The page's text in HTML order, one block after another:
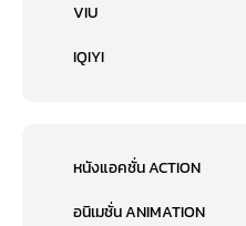
VIU
IQIYI
หนังแอคชั่น ACTION
อนิเมชั่น ANIMATION